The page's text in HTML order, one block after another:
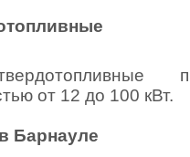
от 12 до 100 кВт.
Барнауле